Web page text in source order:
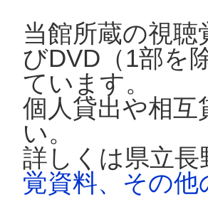
当館所蔵の視
びDVD（1部を
ています。
個人貸出や相
い。
詳しくは県立
覚資料、その